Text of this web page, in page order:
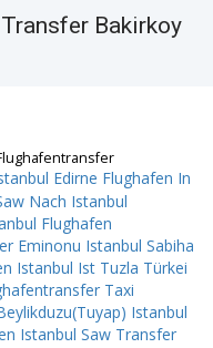
Bakirkoy
Edirne Flughafen In
Nach Istanbul
Flughafen
Eminonu Istanbul Sabiha
Istanbul Ist Tuzla Türkei
Taxi
Istanbul
Istanbul Saw Transfer